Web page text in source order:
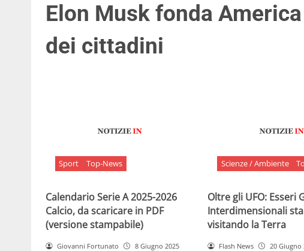
Elon Musk fonda
dei cittadini
Sport Top-News
Calendario Serie A 2025-2026
Calcio, da scaricare in PDF
(versione stampabile)
Giovanni Fortunato 8 Giugno 2025
Scienze / Ambiente
Oltre gli UFO: Esseri
Interdimensionali
visitando la Terra
Flash News 20 Giugno